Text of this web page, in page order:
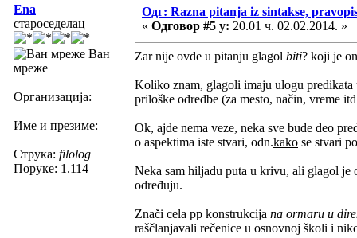
Ena
староседелац
Ван
мреже
Организација:
Име и презиме:
Струка: filolog
Поруке: 1.114
Одг: Razna pitanja iz sintakse,
« Одговор #5 у: 20.01 ч. 02.02.2014. »
Zar nije ovde u pitanju glagol biti? koji je
Koliko znam, glagoli imaju ulogu predikata
priloške odredbe (za mesto, način, vreme
Ok, ajde nema veze, neka sve bude deo
o aspektima iste stvari, odn.kako se stvari
Neka sam hiljadu puta u krivu, ali glagol je
određuju.
Znači cela pp konstrukcija na ormaru u
raščlanjavali rečenice u osnovnoj školi i